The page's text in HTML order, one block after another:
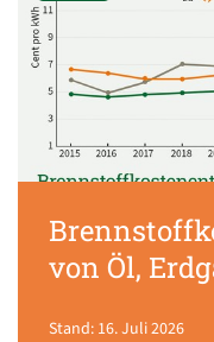
von Öl,
Stand: 16. Juli 2026